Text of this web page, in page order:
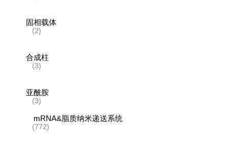
固相载体
(2)
合成柱
(3)
亚酰胺
(3)
mRNA&脂质纳米递送系统
(772)